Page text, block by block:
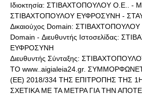
Ιδιοκτησία: ΣΤΙΒΑΧΤΟΠΟΥΛΟΥ Ο.Ε.. -
ΣΤΙΒΑΧΤΟΠΟΥΛΟΥ ΕΥΦΡΟΣΥΝΗ -
Δικαιούχος Domain: ΣΤΙΒΑΧΤΟΠΟΥΛΟΥ
Domain - Διευθυντής Ιστοσελίδας:
ΕΥΦΡΟΣΥΝΗ
Διευθυντής Σύνταξης:
ΤΟ www..aigialeia24.gr.
(ΕΕ) 2018/334 ΤΗΣ ΕΠΙΤΡΟΠΗΣ ΤΗΣ
ΣΧΕΤΙΚΑ ΜΕ ΤΑ ΜΕΤΡΑ ΓΙΑ ΤΗΝ